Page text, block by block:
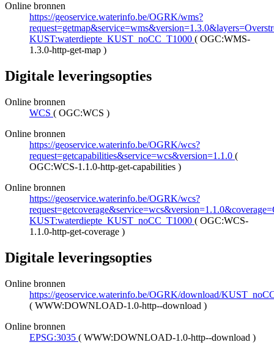
Online bronnen
https://geoservice.waterinfo.be/OGRK/wms?
KUST:waterdiepte_KUST_noCC_T1000 ( OGC:WMS-
1.3.0-http-get-map )
Digitale leveringsopties
Online bronnen
WCS ( OGC:WCS )
Online bronnen
https://geoservice.waterinfo.be/OGRK/wcs?
request=getcapabilities&service=wcs&version=1.1.0 (
OGC:WCS-1.1.0-http-get-capabilities )
Online bronnen
https://geoservice.waterinfo.be/OGRK/wcs?
KUST:waterdiepte_KUST_noCC_T1000 ( OGC:WCS-
1.1.0-http-get-coverage )
Digitale leveringsopties
Online bronnen
https://geoservice.waterinfo.be/OGRK/download/
( WWW:DOWNLOAD-1.0-http--download )
Online bronnen
EPSG:3035 ( WWW:DOWNLOAD-1.0-http--download )